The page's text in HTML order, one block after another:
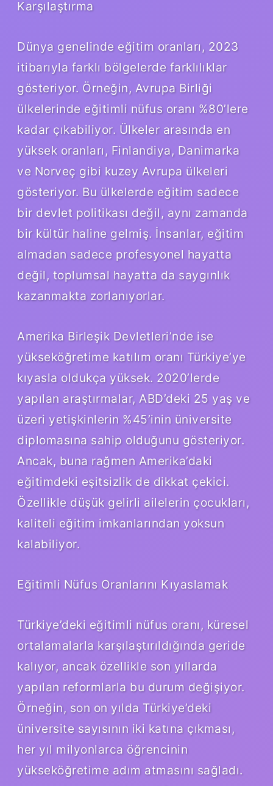
Karşılaştırma
Dünya genelinde eğitim oranları, 2023
itibarıyla farklı bölgelerde farklılıklar
gösteriyor. Örneğin, Avrupa Birliği
ülkelerinde eğitimli nüfus oranı %80’lere
kadar çıkabiliyor. Ülkeler arasında en
yüksek oranları, Finlandiya, Danimarka
ve Norveç gibi kuzey Avrupa ülkeleri
gösteriyor. Bu ülkelerde eğitim sadece
bir devlet politikası değil, aynı zamanda
bir kültür haline gelmiş. İnsanlar, eğitim
almadan sadece profesyonel hayatta
değil, toplumsal hayatta da saygınlık
kazanmakta zorlanıyorlar.
Amerika Birleşik Devletleri’nde ise
yükseköğretime katılım oranı Türkiye’ye
kıyasla oldukça yüksek. 2020’lerde
yapılan araştırmalar, ABD’deki 25 yaş ve
üzeri yetişkinlerin %45’inin üniversite
diplomasına sahip olduğunu gösteriyor.
Ancak, buna rağmen Amerika’daki
eğitimdeki eşitsizlik de dikkat çekici.
Özellikle düşük gelirli ailelerin çocukları,
kaliteli eğitim imkanlarından yoksun
kalabiliyor.
Eğitimli Nüfus Oranlarını Kıyaslamak
Türkiye’deki eğitimli nüfus oranı, küresel
ortalamalarla karşılaştırıldığında geride
kalıyor, ancak özellikle son yıllarda
yapılan reformlarla bu durum değişiyor.
Örneğin, son on yılda Türkiye’deki
üniversite sayısının iki katına çıkması,
her yıl milyonlarca öğrencinin
yükseköğretime adım atmasını sağladı.